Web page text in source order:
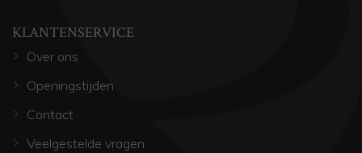
KLANTENSERVICE
Over ons
Openingstijden
Contact
Veelgestelde vragen